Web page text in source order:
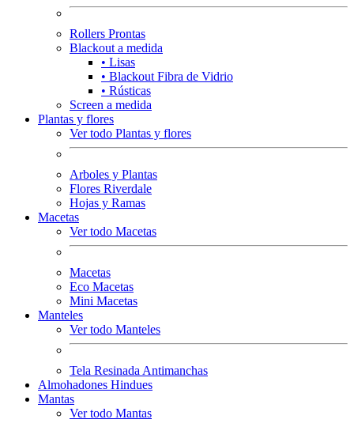
Rollers Prontas
Blackout a medida
• Lisas
• Blackout Fibra de Vidrio
• Rústicas
Screen a medida
Plantas y flores
Ver todo Plantas y flores
Arboles y Plantas
Flores Riverdale
Hojas y Ramas
Macetas
Ver todo Macetas
Macetas
Eco Macetas
Mini Macetas
Manteles
Ver todo Manteles
Tela Resinada Antimanchas
Almohadones Hindues
Mantas
Ver todo Mantas